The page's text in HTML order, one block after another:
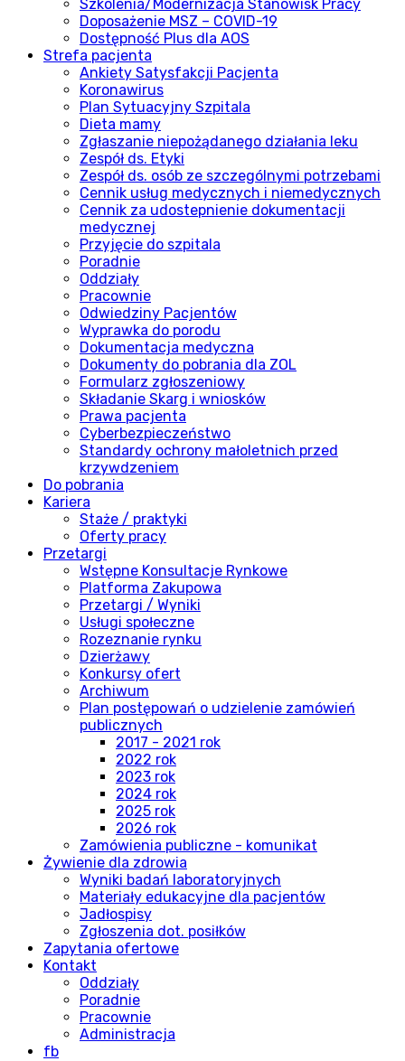
Szkolenia/Modernizacja Stanowisk Pracy
Doposażenie MSZ – COVID-19
Dostępność Plus dla AOS
Strefa pacjenta
Ankiety Satysfakcji Pacjenta
Koronawirus
Plan Sytuacyjny Szpitala
Dieta mamy
Zgłaszanie niepożądanego działania leku
Zespół ds. Etyki
Zespół ds. osób ze szczególnymi potrzebami
Cennik usług medycznych i niemedycznych
Cennik za udostepnienie dokumentacji
medycznej
Przyjęcie do szpitala
Poradnie
Oddziały
Pracownie
Odwiedziny Pacjentów
Wyprawka do porodu
Dokumentacja medyczna
Dokumenty do pobrania dla ZOL
Formularz zgłoszeniowy
Składanie Skarg i wniosków
Prawa pacjenta
Cyberbezpieczeństwo
Standardy ochrony małoletnich przed
krzywdzeniem
Do pobrania
Kariera
Staże / praktyki
Oferty pracy
Przetargi
Wstępne Konsultacje Rynkowe
Platforma Zakupowa
Przetargi / Wyniki
Usługi społeczne
Rozeznanie rynku
Dzierżawy
Konkursy ofert
Archiwum
Plan postępowań o udzielenie zamówień
publicznych
2017 - 2021 rok
2022 rok
2023 rok
2024 rok
2025 rok
2026 rok
Zamówienia publiczne - komunikat
Żywienie dla zdrowia
Wyniki badań laboratoryjnych
Materiały edukacyjne dla pacjentów
Jadłospisy
Zgłoszenia dot. posiłków
Zapytania ofertowe
Kontakt
Oddziały
Poradnie
Pracownie
Administracja
fb